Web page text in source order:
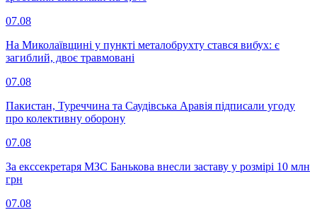
07.08
На Миколаївщині у пункті металобрухту стався вибух: є
загиблий, двоє травмовані
07.08
Пакистан, Туреччина та Саудівська Аравія підписали угоду
про колективну оборону
07.08
За екссекретаря МЗС Банькова внесли заставу у розмірі 10 млн
грн
07.08